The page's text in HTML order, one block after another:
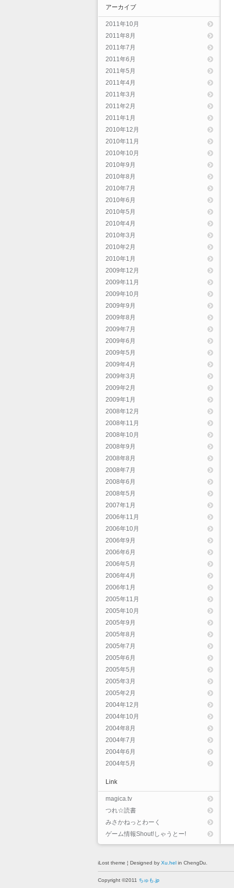
アーカイブ
2011年10月
2011年8月
2011年7月
2011年6月
2011年5月
2011年4月
2011年3月
2011年2月
2011年1月
2010年12月
2010年11月
2010年10月
2010年9月
2010年8月
2010年7月
2010年6月
2010年5月
2010年4月
2010年3月
2010年2月
2010年1月
2009年12月
2009年11月
2009年10月
2009年9月
2009年8月
2009年7月
2009年6月
2009年5月
2009年4月
2009年3月
2009年2月
2009年1月
2008年12月
2008年11月
2008年10月
2008年9月
2008年8月
2008年7月
2008年6月
2008年5月
2007年1月
2006年11月
2006年10月
2006年9月
2006年6月
2006年5月
2006年4月
2006年1月
2005年11月
2005年10月
2005年9月
2005年8月
2005年7月
2005年6月
2005年5月
2005年3月
2005年2月
2004年12月
2004年10月
2004年8月
2004年7月
2004年6月
2004年5月
Link
magica.tv
つれ☆読書
みさかねっとわーく
ゲーム情報Shout!しゃうとー!
iLost theme ¦ Designed by Xu.hel in ChengDu.
Copyright ©2011 ちゅも.jp